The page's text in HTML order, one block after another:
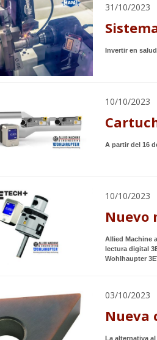
31/10/2023
Invertir en
10/10/2023
A partir del 16
10/10/2023
Nuevo
Allied Machine
lectura digital
Wohlhaupter
03/10/2023
Nueva
La alternativa al